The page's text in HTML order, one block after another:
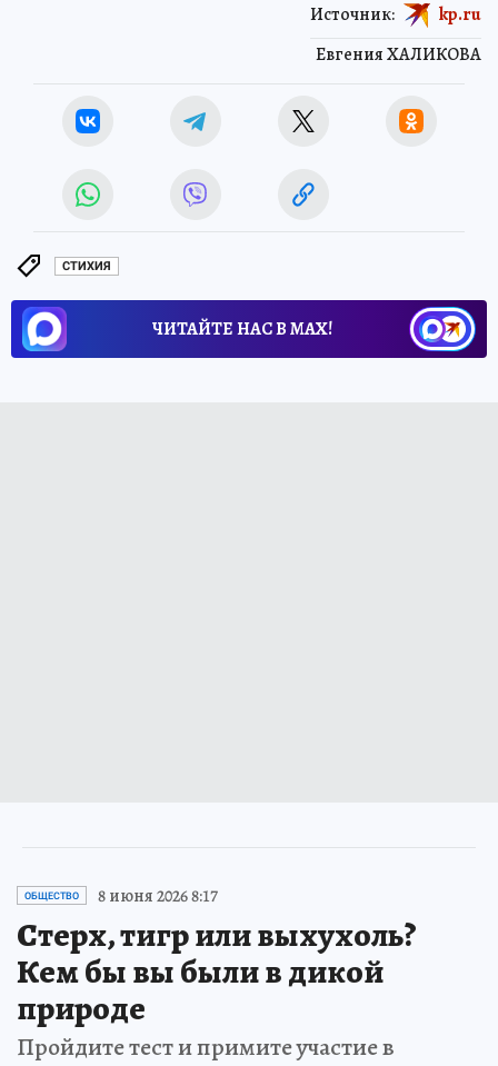
Евгения ХАЛИКОВА
Источник: kp.ru
СТИХИЯ
ЧИТАЙТЕ НАС В МАХ!
ОБЩЕСТВО 8 июня 2026 8:17
Стерх, тигр или выхухоль?
Кем бы вы были в дикой
природе
Пройдите тест и примите участие в